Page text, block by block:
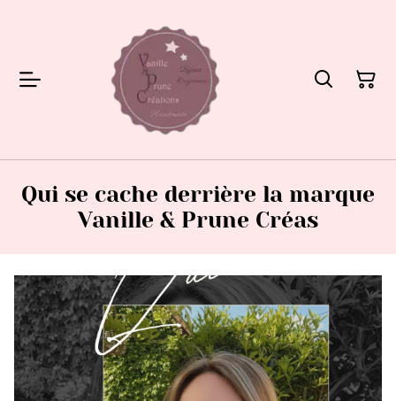
Qui se cache derrière la marque
Vanille & Prune Créas